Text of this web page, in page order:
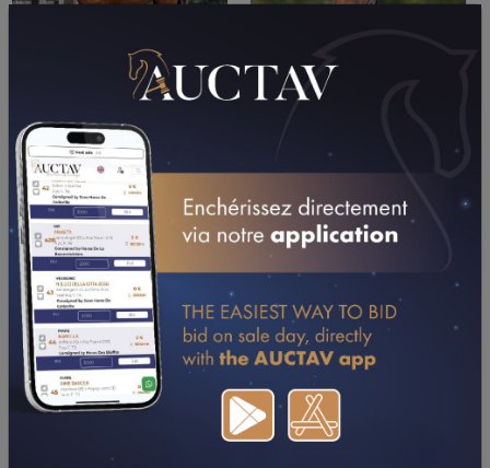
PERFORMANCES
2026 2025
10/05/26 DAPRIX COMMUNE DE CONDE-SUR-SARTHE (GR A)
(ALENCON)
CONSULTER SA FICHE SUR LETROT.COM